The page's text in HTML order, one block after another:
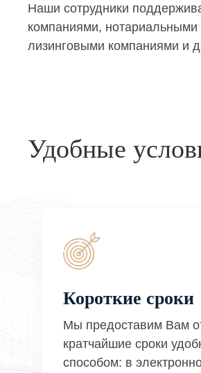
Наши сотрудники
компаниями, нотариальными
лизинговыми компаниями и
Удобные
Короткие сроки
Мы предоставим Вам
кратчайшие сроки
способом: в